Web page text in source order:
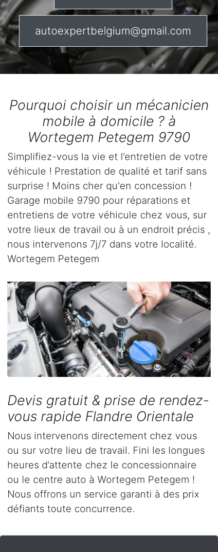
autoexpertbelgium@gmail.com
Pourquoi choisir un mécanicien
mobile à domicile ? à
Wortegem Petegem 9790
Simplifiez-vous la vie et l’entretien de votre
véhicule ! Prestation de qualité et tarif sans
surprise ! Moins cher qu'en concession !
Garage mobile 9790 pour réparations et
entretiens de votre véhicule chez vous, sur
votre lieux de travail ou à un endroit précis ,
nous intervenons 7j/7 dans votre localité.
Wortegem Petegem
Devis gratuit & prise de rendez-
vous rapide Flandre Orientale
Nous intervenons directement chez vous
ou sur votre lieu de travail. Fini les longues
heures d’attente chez le concessionnaire
ou le centre auto à Wortegem Petegem !
Nous offrons un service garanti à des prix
défiants toute concurrence.